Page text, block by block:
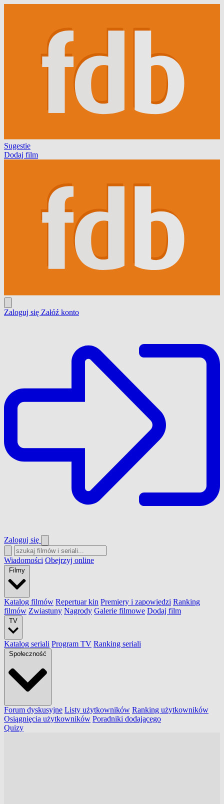
Sugestie
Dodaj film
Zaloguj się Załóź konto
Zaloguj się
Wiadomości Obejrzyj online
Filmy
Katalog filmów Repertuar kin Premiery i zapowiedzi Ranking
filmów Zwiastuny Nagrody Galerie filmowe Dodaj film
TV
Katalog seriali Program TV Ranking seriali
Społeczność
Forum dyskusyjne Listy użytkowników Ranking użytkowników
Osiągnięcia użytkowników Poradniki dodającego
Quizy